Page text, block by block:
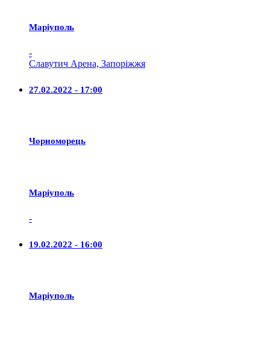
Маріуполь
-
Славутич Арена, Запоріжжя
27.02.2022 - 17:00
Чорноморець
Маріуполь
-
19.02.2022 - 16:00
Маріуполь